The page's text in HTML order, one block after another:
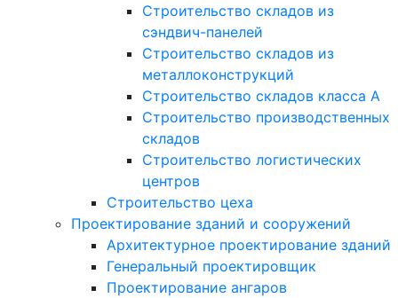
Строительство складов из
сэндвич-панелей
Строительство складов из
металлоконструкций
Строительство складов класса А
Строительство производственных
складов
Строительство логистических
центров
Строительство цеха
Проектирование зданий и сооружений
Архитектурное проектирование зданий
Генеральный проектировщик
Проектирование ангаров